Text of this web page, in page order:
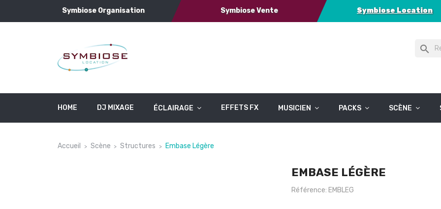
Symbiose Organisation Symbiose Vente Symbiose Location
search
HOME DJ MIXAGE ÉCLAIRAGE EFFETS FX MUSICIEN PACKS SCÈNE
Accueil Scène Structures Embase Légère
EMBASE LÉGÈRE
Référence: EMBLEG